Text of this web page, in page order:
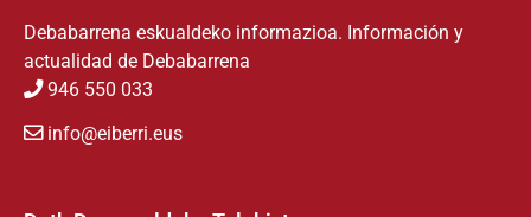
Debabarrena eskualdeko informazioa. Información y
actualidad de Debabarrena
946 550 033
info@eiberri.eus